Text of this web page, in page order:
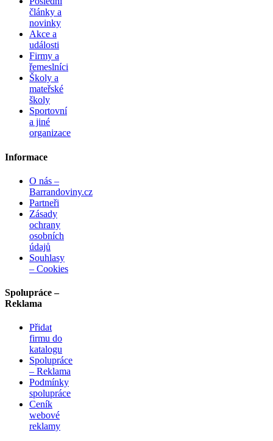
články a
novinky
Akce a
události
Firmy a
řemeslníci
Školy a
mateřské
školy
Sportovní
a jiné
organizace
Informace
O nás –
Barrandoviny.cz
Partneři
Zásady
ochrany
osobních
údajů
Souhlasy
– Cookies
Spolupráce –
Reklama
Přidat
firmu do
katalogu
Spolupráce
– Reklama
Podmínky
spolupráce
Ceník
webové
reklamy